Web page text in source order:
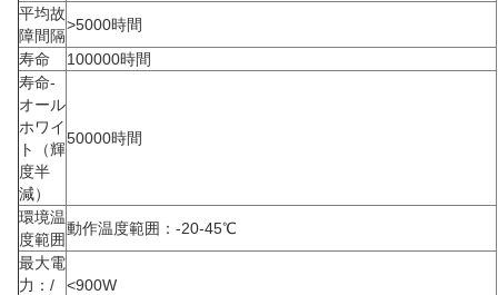
平均故
障間隔
>5000時間
寿命
100000時間
寿命-
オール
ホワイ
ト（輝
度半
減）
50000時間
環境温
度範囲
動作温度範囲：-20-45℃
最大電
力：/
<900W